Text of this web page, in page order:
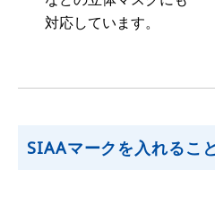
対応しています。
SIAAマークを入れるこ